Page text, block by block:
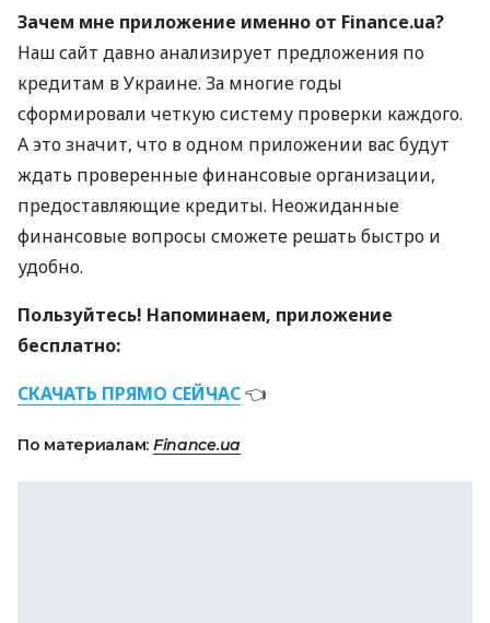
Зачем мне приложение именно от Finance.ua?
Наш сайт давно анализирует предложения по
кредитам в Украине. За многие годы
сформировали четкую систему проверки каждого.
А это значит, что в одном приложении вас будут
ждать проверенные финансовые организации,
предоставляющие кредиты. Неожиданные
финансовые вопросы сможете решать быстро и
удобно.
Пользуйтесь! Напоминаем, приложение
бесплатно:
СКАЧАТЬ ПРЯМО СЕЙЧАС👈
По материалам: Finance.ua